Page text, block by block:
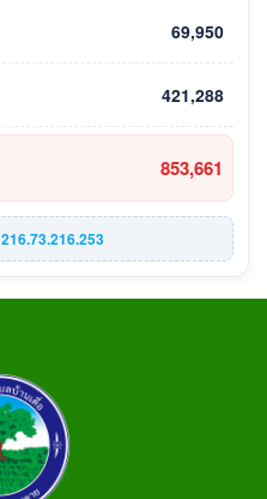
69,950
421,288
853,661
216.73.216.253